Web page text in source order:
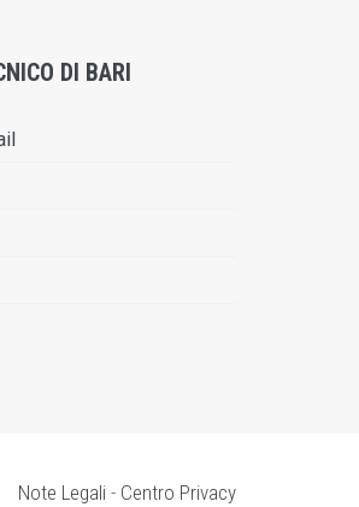
DI BARI
Note Legali - Centro Privacy